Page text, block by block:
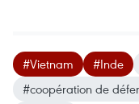
#Vietnam #Inde
#coopération de